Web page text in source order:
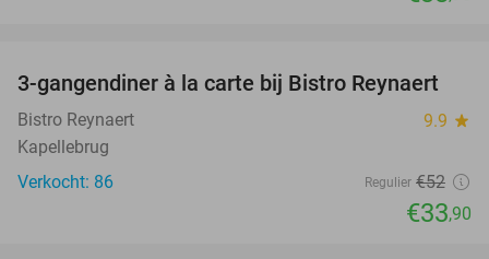
35%
3-gangendiner à la carte bij Bistro Reynaert
Bistro Reynaert 9.9 star
Kapellebrug
Verkocht: 86
Regulier €52
€33,90